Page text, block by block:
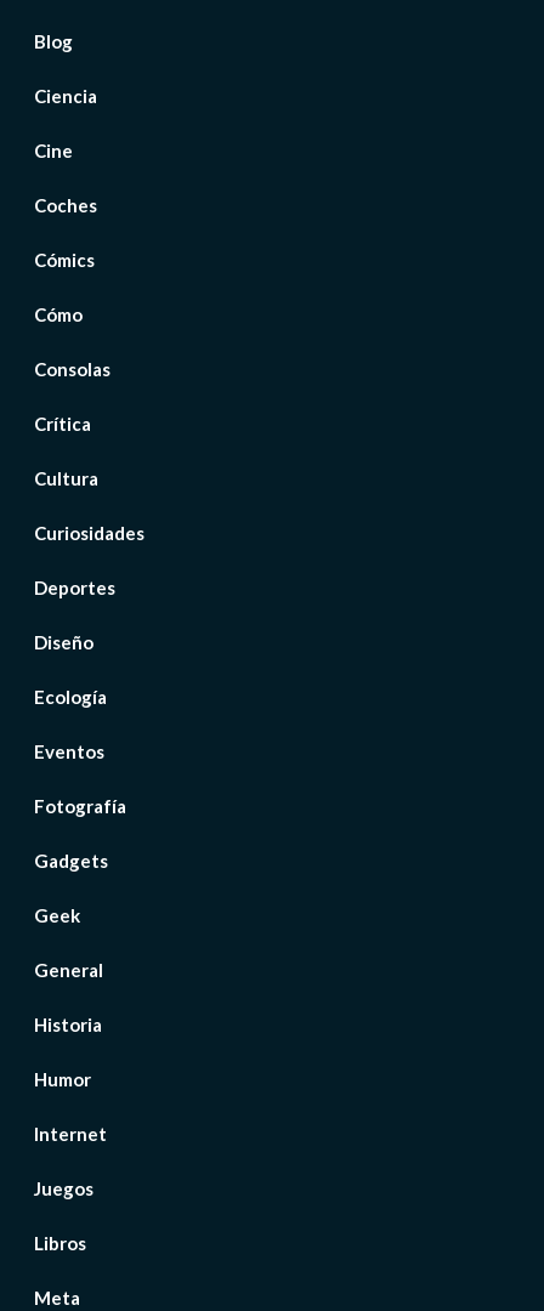
Blog
Ciencia
Cine
Coches
Cómics
Cómo
Consolas
Crítica
Cultura
Curiosidades
Deportes
Diseño
Ecología
Eventos
Fotografía
Gadgets
Geek
General
Historia
Humor
Internet
Juegos
Libros
Meta